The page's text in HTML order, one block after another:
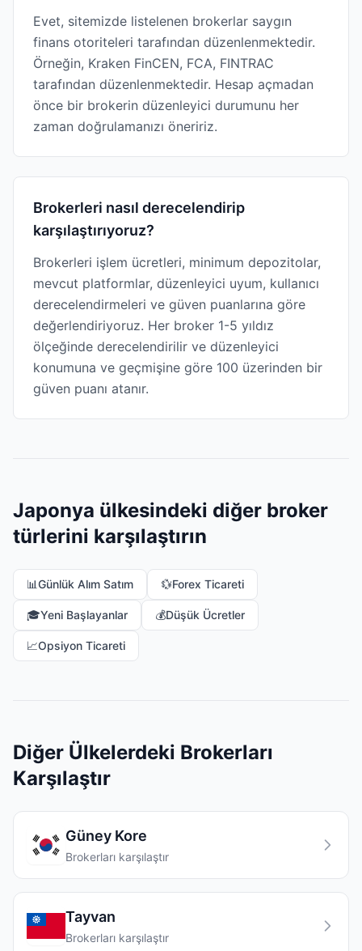
Evet, sitemizde listelenen brokerlar saygın
finans otoriteleri tarafından düzenlenmektedir.
Örneğin, Kraken FinCEN, FCA, FINTRAC
tarafından düzenlenmektedir. Hesap açmadan
önce bir brokerin düzenleyici durumunu her
zaman doğrulamanızı öneririz.
Brokerleri nasıl derecelendirip
karşılaştırıyoruz?
Brokerleri işlem ücretleri, minimum depozitolar,
mevcut platformlar, düzenleyici uyum, kullanıcı
derecelendirmeleri ve güven puanlarına göre
değerlendiriyoruz. Her broker 1-5 yıldız
ölçeğinde derecelendirilir ve düzenleyici
konumuna ve geçmişine göre 100 üzerinden bir
güven puanı atanır.
Japonya ülkesindeki diğer broker
türlerini karşılaştırın
📊Günlük Alım Satım 💱Forex Ticareti
🎓Yeni Başlayanlar 💰Düşük Ücretler
📈Opsiyon Ticareti
Diğer Ülkelerdeki Brokerları
Karşılaştır
Güney Kore
Brokerları karşılaştır
Tayvan
Brokerları karşılaştır